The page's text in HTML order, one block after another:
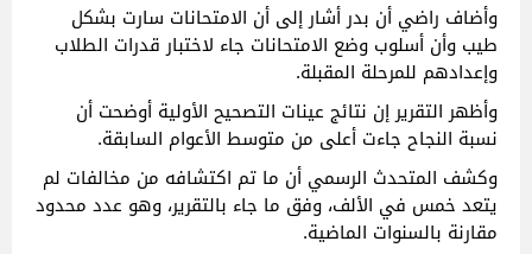
وأضاف راضي أن بدر أشار إلى أن الامتحانات سارت بشكل
طيب وأن أسلوب وضع الامتحانات جاء لاختبار قدرات الطلاب
وإعدادهم للمرحلة المقبلة.
وأظهر التقرير إن نتائج عينات التصحيح الأولية أوضحت أن
نسبة النجاح جاءت أعلى من متوسط الأعوام السابقة.
وكشف المتحدث الرسمي أن ما تم اكتشافه من مخالفات لم
يتعد خمس في الألف، وفق ما جاء بالتقرير، وهو عدد محدود
مقارنة بالسنوات الماضية.